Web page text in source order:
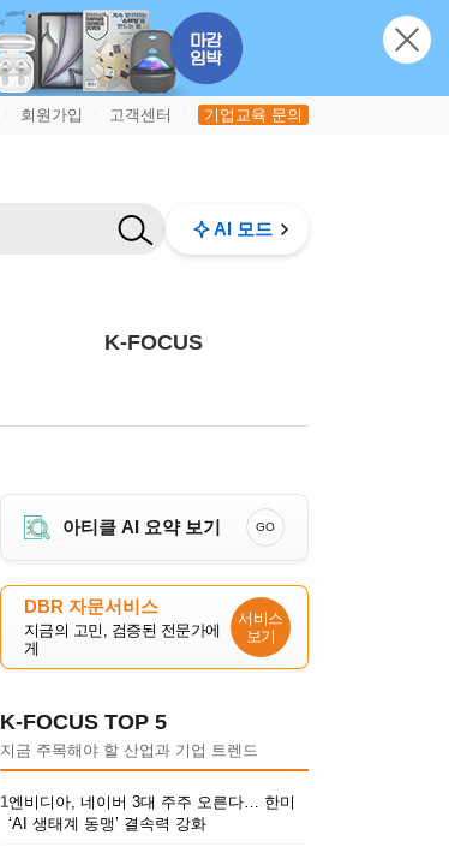
회원가입 고객센터 기업교육 문의
AI 모드
K-FOCUS
아티클 AI 요약 보기 GO
DBR 자문서비스
지금의 고민, 검증된 전문가에
게
서비스
보기
K-FOCUS TOP 5
지금 주목해야 할 산업과 기업 트렌드
1엔비디아, 네이버 3대 주주 오른다… 한미
‘AI 생태계 동맹’ 결속력 강화